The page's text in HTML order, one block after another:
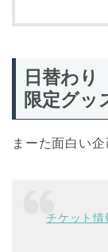
日替わり
限定グッ
まーた面白い企
チケット情